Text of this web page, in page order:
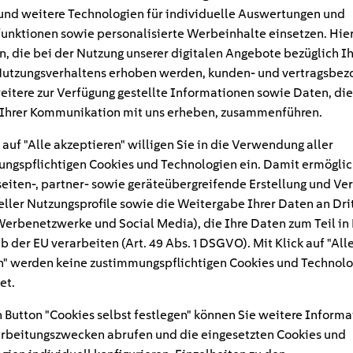
#
weitere Technologien für individuelle Auswertungen und
sowie personalisierte Werbeinhalte einsetzen.
die bei der Nutzung unserer digitalen Angebote bezüglich
erhoben werden, kunden- und
zur Verfügung gestellte Informationen sowie Daten,
Kommunikation mit uns erheben, zusammenführen.
"Alle akzeptieren" willigen Sie in die Verwendung aller
Cookies und Technologien ein. Damit
, partner- sowie geräteübergreifende Erstellung und
Nutzungsprofile sowie die Weitergabe Ihrer Daten an
und Social Media), die Ihre Daten zum Teil in
der EU verarbeiten (Art. 49 Abs. 1 DSGVO). Mit Klick auf
werden keine zustimmungspflichtigen Cookies und
Button "Cookies selbst festlegen" können Sie weitere
abrufen und die eingesetzten Cookies und